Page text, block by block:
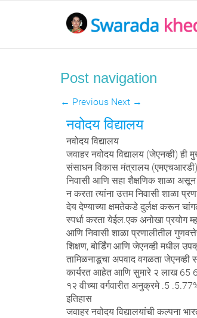
Post navigation
← Previous Next →
नवोदय विद्यालय
नवोदय विद्यालय
जवाहर नवोदय विद्यालय (जेएनव्ही) ही
संसाधन विकास मंत्रालय (एमएचआरडी)
निवासी आणि सहा शैक्षणिक शाळा असून
न करता त्यांना उत्तम निवासी शाळा
देय देण्याच्या क्षमतेकडे दुर्लक्ष करून
स्पर्धा करता येईल.एक अनोखा प्रयोग
आणि निवासी शाळा प्रणालीतील
शिक्षण, बोर्डिंग आणि जेएनव्ही मधील
तामिळनाडूचा अपवाद वगळता
कार्यरत आहेत आणि सुमारे २ लाख 65
१२ वीच्या वर्गवारीत अनुक्रमे .5
इतिहास
जवाहर नवोदय विद्यालयांची कल्पना